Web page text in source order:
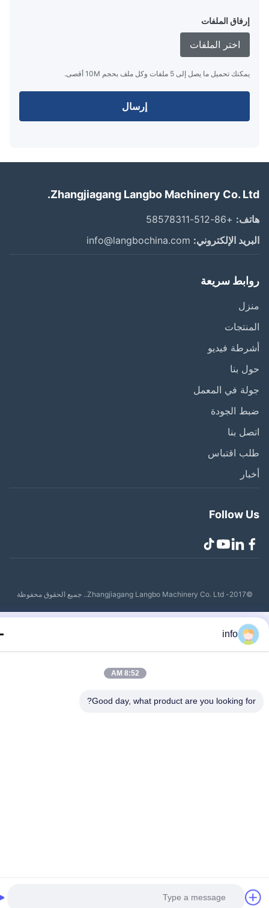
إرفاق الملفات
اختر الملفات
يمكنك تحميل ما يصل إلى 5 ملفات وكل ملف بحجم 10M أقصى.
إرسال
Zhangjiagang Langbo Machinery Co.
+86-512-58578311
الإلكتروني: info@langbochina.com
سريعة
فيديو
بنا
في المعمل
الجودة
بنا
اقتباس
Follow
info
8:52 AM
Good day, what product are you looking